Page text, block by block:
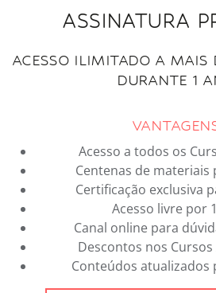
ASSINATURA
ACESSO ILIMITADO A MAIS
DURANTE 1
Acesso a todos os
Centenas de materiais
Certificação exclusiva
Acesso livre por
Canal online para
Descontos nos
Conteúdos atualizados